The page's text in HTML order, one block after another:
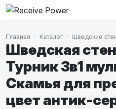
Главная Каталог Шведские
Шведская
Турник 3в1
Скамья для
цвет антик-